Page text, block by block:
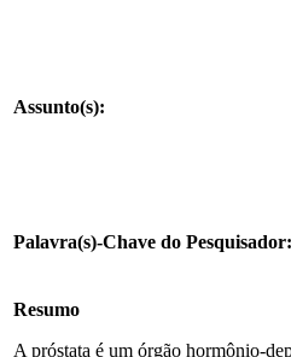
Assunto(s):
Palavra(s)-Chave do Pesquisador:
Resumo
A próstata é um órgão hormônio-